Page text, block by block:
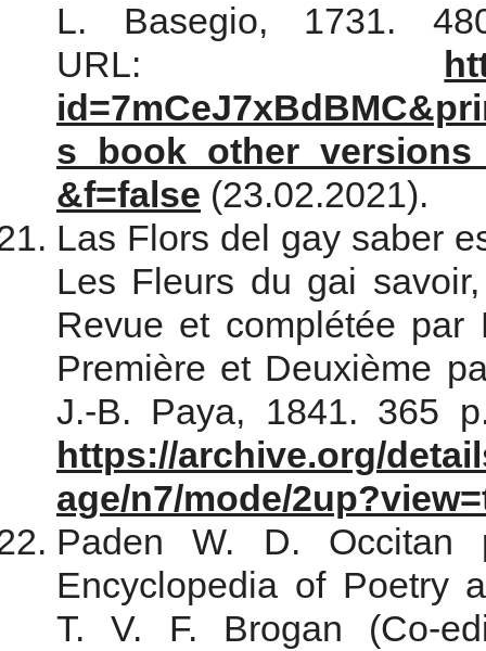
L. Basegio, 1731.
URL:
&f=false (23.02.2021).
Las Flors del gay saber
Les Fleurs du gai
Revue et complétée par
Première et Deuxième
J.-B. Paya, 1841. 365
https://archive.org/
age/n7/mode/
Paden W. D. Occitan
Encyclopedia of Poetry
T. V. F. Brogan (Co-